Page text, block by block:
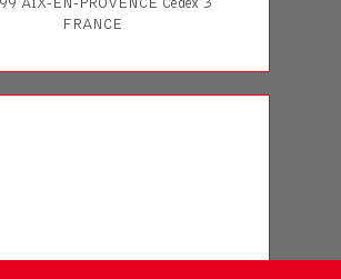
AIX-EN-PROVENCE Cedex 3
FRANCE